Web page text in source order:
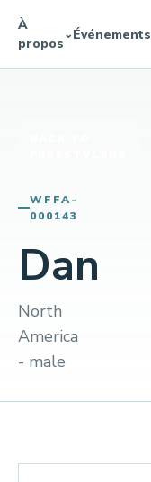
À
propos
⌄Événements
WFFA-
000143
Dan
North
America
- male